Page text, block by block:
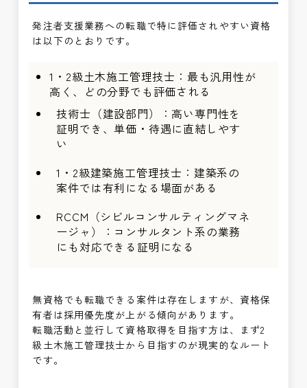
発注者支援業務への転職で特に評価されやすい資格
は以下のとおりです。
1・2級土木施工管理技士：最も汎用性が
高く、どの分野でも評価される
技術士（建設部門）：高い専門性を
証明でき、単価・待遇に直結しやす
い
1・2級建築施工管理技士：建築系の
案件では有利になる場面がある
RCCM（シビルコンサルティングマネ
ージャ）：コンサルタント系の業務
にも対応できる証明になる
無資格でも転職できる案件は存在しますが、資格保
有者は採用優先度が上がる傾向があります。
転職活動と並行して資格取得を目指す方は、まず2
級土木施工管理技士から目指すのが現実的なルート
です。